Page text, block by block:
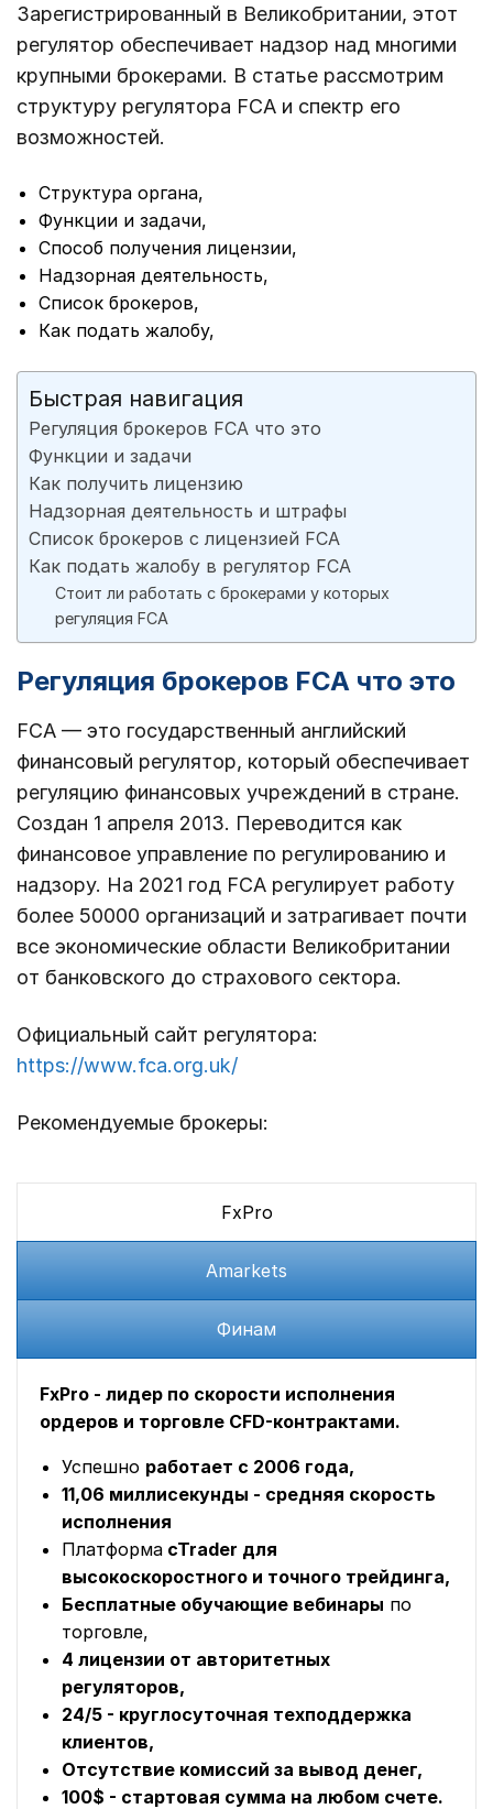
Зарегистрированный в Великобритании, этот
регулятор обеспечивает надзор над многими
крупными брокерами. В статье рассмотрим
структуру регулятора FCA и спектр его
возможностей.
Структура органа,
Функции и задачи,
Способ получения лицензии,
Надзорная деятельность,
Список брокеров,
Как подать жалобу,
Быстрая навигация
Регуляция брокеров FCA что это
Функции и задачи
Как получить лицензию
Надзорная деятельность и штрафы
Список брокеров с лицензией FCA
Как подать жалобу в регулятор FCA
Стоит ли работать с брокерами у которых
регуляция FCA
Регуляция брокеров FCA что это
FCA — это государственный английский
финансовый регулятор, который обеспечивает
регуляцию финансовых учреждений в стране.
Создан 1 апреля 2013. Переводится как
финансовое управление по регулированию и
надзору. На 2021 год FCA регулирует работу
более 50000 организаций и затрагивает почти
все экономические области Великобритании
от банковского до страхового сектора.
Официальный сайт регулятора:
https://www.fca.org.uk/
Рекомендуемые брокеры:
FxPro
Amarkets
Финам
FxPro - лидер по скорости исполнения
ордеров и торговле CFD-контрактами.
Успешно работает с 2006 года,
11,06 миллисекунды - средняя скорость
исполнения
Платформа cTrader для
высокоскоростного и точного трейдинга,
Бесплатные обучающие вебинары по
торговле,
4 лицензии от авторитетных
регуляторов,
24/5 - круглосуточная техподдержка
клиентов,
Отсутствие комиссий за вывод денег,
100$ - стартовая сумма на любом счете.